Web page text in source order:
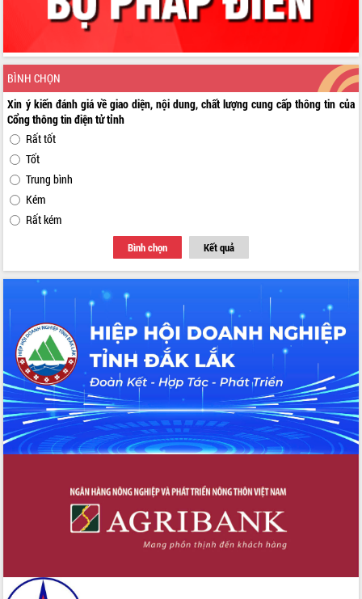
BÌNH CHỌN
Xin ý kiến đánh giá về giao diện, nội dung, chất lượng cung cấp thông tin của
Cổng thông tin điện tử tỉnh
Rất tốt
Tốt
Trung bình
Kém
Rất kém
Bình chọn Kết quả